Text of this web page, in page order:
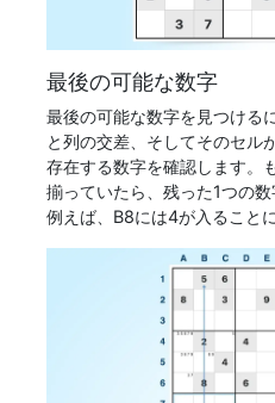
最後の可能な数字
最後の可能な数字を見つける
と列の交差、そしてそのセル
存在する数字を確認します。
揃っていたら、残った1つの数
例えば、B8には4が入ること